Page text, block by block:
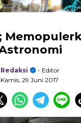
Redaksi
- Editor
Kamis, 29 Juni 2017